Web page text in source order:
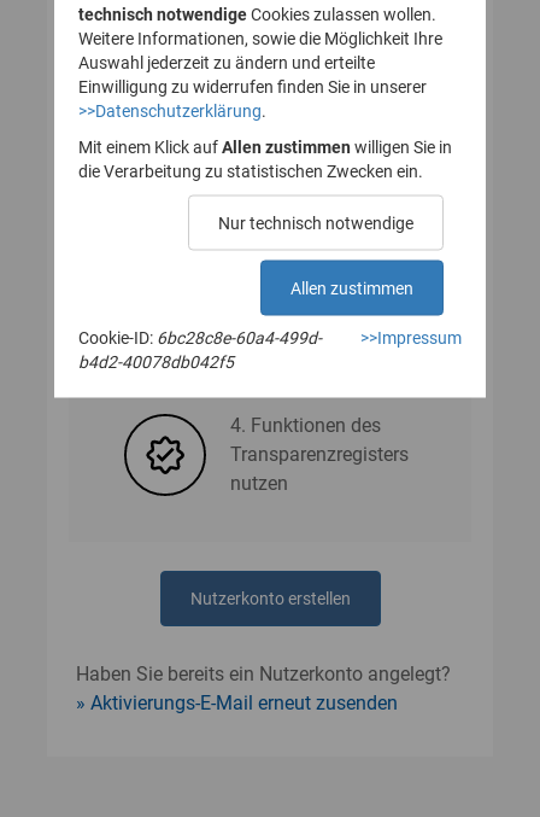
(Registrierung):
1. Nutzerkonto erstellen
des Nutzerkontos
bestätigen
3. Nutzerdaten angeben
4. Funktionen des
Transparenzregisters
nutzen
Nutzerkonto erstellen
Haben Sie bereits ein Nutzerkonto angelegt?
Aktivierungs-E-Mail erneut zusenden
technisch notwendigeCookies zulassen wollen.
Weitere Informationen, sowie die Möglichkeit Ihre
Auswahl jederzeit zu ändern und erteilte
Einwilligung zu widerrufen finden Sie in unserer
>>Datenschutzerklärung
Mit einem Klick auf Allen zustimmen willigen Sie in
die Verarbeitung zu statistischen Zwecken ein.
Nur technisch notwendige
Allen zustimmen
Cookie-ID: 6bc28c8e-60a4-499d-
b4d2-40078db042f5
>>Impressum